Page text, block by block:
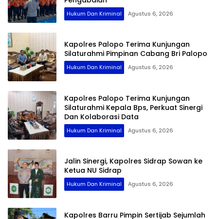
Hukum Dan Kriminal Agustus 6, 2026
Kapolres Palopo Terima Kunjungan
Silaturahmi Pimpinan Cabang Bri Palopo
Hukum Dan Kriminal Agustus 6, 2026
Kapolres Palopo Terima Kunjungan
Silaturahmi Kepala Bps, Perkuat Sinergi
Dan Kolaborasi Data
Hukum Dan Kriminal Agustus 6, 2026
Jalin Sinergi, Kapolres Sidrap Sowan ke
Ketua NU Sidrap
Hukum Dan Kriminal Agustus 6, 2026
Kapolres Barru Pimpin Sertijab Sejumlah